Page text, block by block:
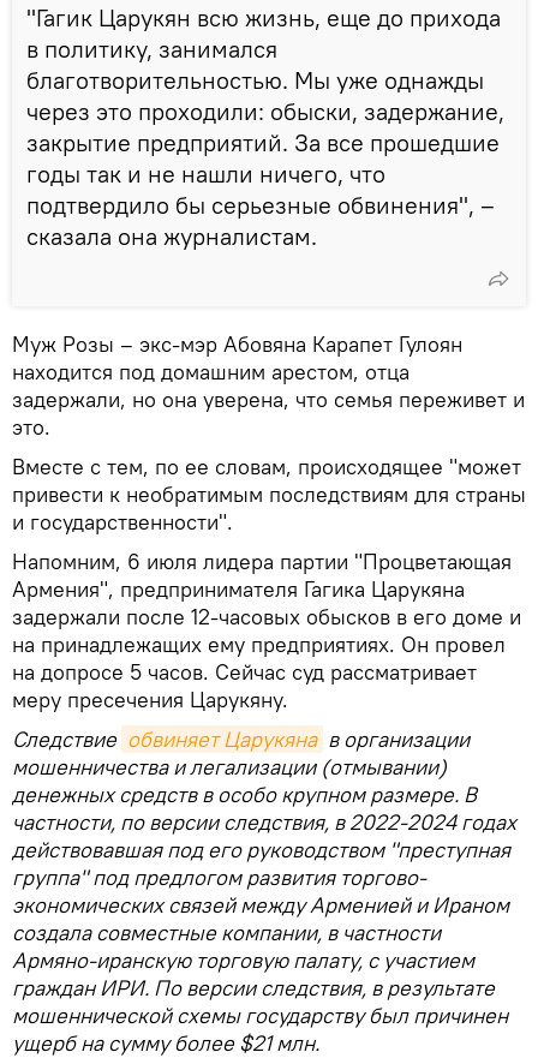
"Гагик Царукян всю жизнь, еще до прихода
в политику, занимался
благотворительностью. Мы уже однажды
через это проходили: обыски, задержание,
закрытие предприятий. За все прошедшие
годы так и не нашли ничего, что
подтвердило бы серьезные обвинения", –
сказала она журналистам.
Муж Розы – экс-мэр Абовяна Карапет Гулоян
находится под домашним арестом, отца
задержали, но она уверена, что семья переживет и
это.
Вместе с тем, по ее словам, происходящее "может
привести к необратимым последствиям для страны
и государственности".
Напомним, 6 июля лидера партии "Процветающая
Армения", предпринимателя Гагика Царукяна
задержали после 12-часовых обысков в его доме и
на принадлежащих ему предприятиях. Он провел
на допросе 5 часов. Сейчас суд рассматривает
меру пресечения Царукяну.
Следствие обвиняет Царукяна в организации
мошенничества и легализации (отмывании)
денежных средств в особо крупном размере. В
частности, по версии следствия, в 2022-2024 годах
действовавшая под его руководством "преступная
группа" под предлогом развития торгово-
экономических связей между Арменией и Ираном
создала совместные компании, в частности
Армяно-иранскую торговую палату, с участием
граждан ИРИ. По версии следствия, в результате
мошеннической схемы государству был причинен
ущерб на сумму более $21 млн.